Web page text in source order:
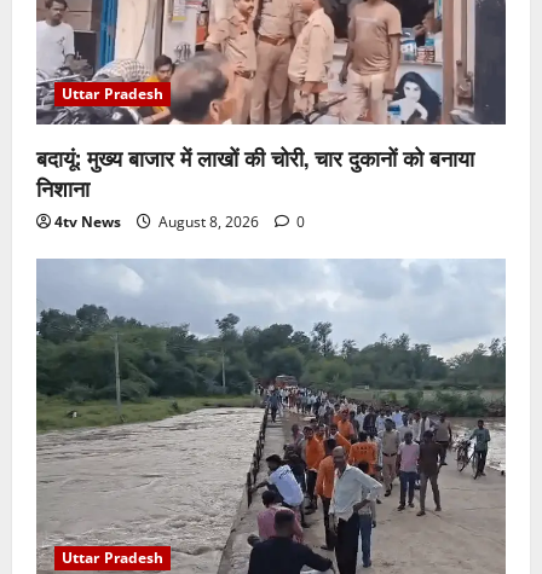
Uttar Pradesh
बदायूं: मुख्य बाजार में लाखों की चोरी, चार दुकानों को बनाया
निशाना
4tv News August 8, 2026 0
Uttar Pradesh